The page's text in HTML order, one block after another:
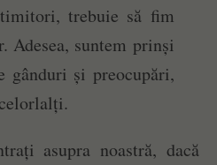
trebuie să fim
Adesea, suntem prinși
gânduri și preocupări,
asupra noastră, dacă